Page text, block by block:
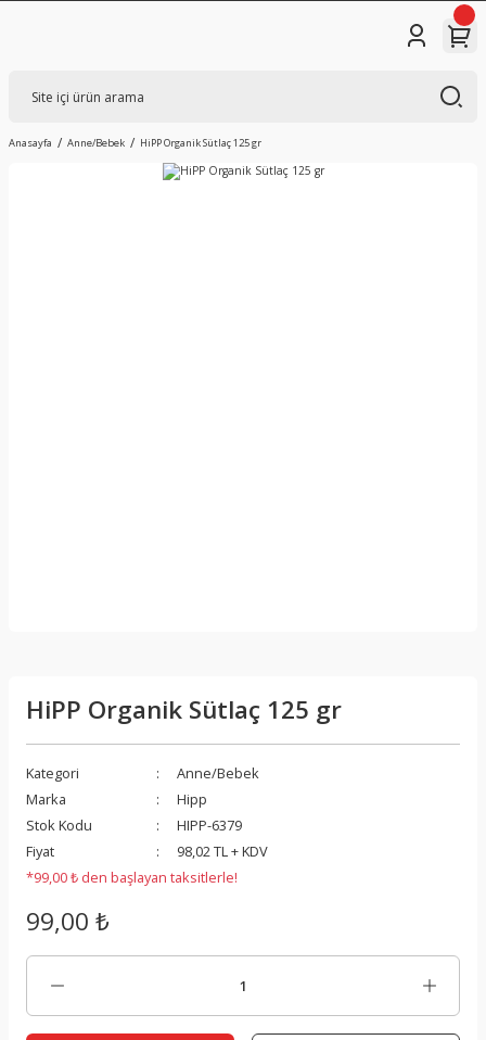
Anasayfa Anne/Bebek HiPP Organik Sütlaç 125 gr
HiPP Organik Sütlaç 125 gr
Kategori
Anne/Bebek
Marka
Hipp
Stok Kodu
HIPP-6379
Fiyat
98,02 TL + KDV
*99,00 ₺ den başlayan taksitlerle!
99,00 ₺